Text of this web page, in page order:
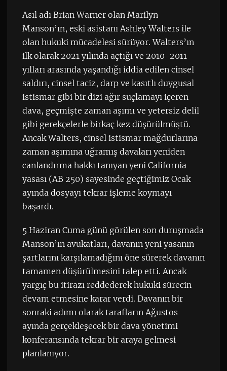
Asıl adı Brian Warner olan Marilyn
Manson’ın, eski asistanı Ashley Walters ile
olan hukuki mücadelesi sürüyor. Walters’ın
ilk olarak 2021 yılında açtığı ve 2010-2011
yılları arasında yaşandığı iddia edilen cinsel
saldırı, cinsel taciz, darp ve kasıtlı duygusal
istismar gibi bir dizi ağır suçlamayı içeren
dava, geçmişte zaman aşımı ve yetersiz delil
gibi gerekçelerle birkaç kez düşürülmüştü.
Ancak Walters, cinsel istismar mağdurlarına
zaman aşımına uğramış davaları yeniden
canlandırma hakkı tanıyan yeni California
yasası (AB 250) sayesinde geçtiğimiz Ocak
ayında dosyayı tekrar işleme koymayı
başardı.
5 Haziran Cuma günü görülen son duruşmada
Manson’ın avukatları, davanın yeni yasanın
şartlarını karşılamadığını öne sürerek davanın
tamamen düşürülmesini talep etti. Ancak
yargıç bu itirazı reddederek hukuki sürecin
devam etmesine karar verdi. Davanın bir
sonraki adımı olarak tarafların Ağustos
ayında gerçekleşecek bir dava yönetimi
konferansında tekrar bir araya gelmesi
planlanıyor.